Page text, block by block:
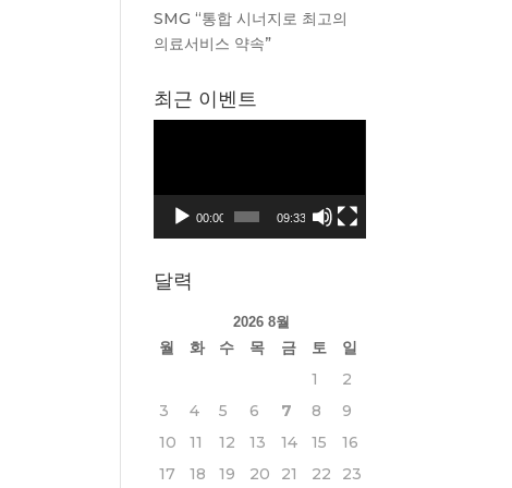
SMG “통합 시너지로 최고의
의료서비스 약속”
최근 이벤트
어
00:00 09:33
달력
2026 8월
월 화 수 목 금 토
일
1
2
3
4 5 6 7 8
9
10
11 12 13 14 15
16
17
18 19 20 21 22 23